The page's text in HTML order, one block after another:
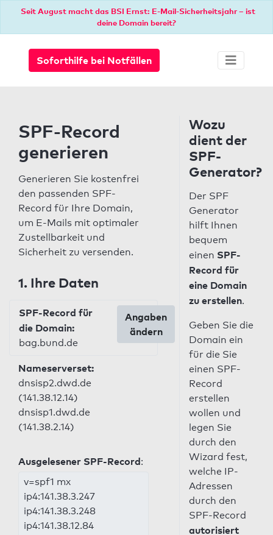
Seit August macht das BSI Ernst: E-Mail-Sicherheitsjahr – ist
deine Domain bereit?
Soforthilfe bei Notfällen
SPF-Record
generieren
Generieren Sie kostenfrei
den passenden SPF-
Record für Ihre Domain,
um E-Mails mit optimaler
Zustellbarkeit und
Sicherheit zu versenden.
1. Ihre Daten
SPF-Record für
die Domain:
bag.bund.de
Angaben
ändern
Nameserverset:
dnsisp2.dwd.de
(141.38.12.14)
dnsisp1.dwd.de
(141.38.2.14)
Ausgelesener SPF-Record:
v=spf1 mx
ip4:141.38.3.247
ip4:141.38.3.248
ip4:141.38.12.84
Wozu
dient der
SPF-
Generator?
Der SPF
Generator
hilft Ihnen
bequem
einen SPF-
Record für
eine Domain
zu erstellen.
Geben Sie die
Domain ein
für die Sie
einen SPF-
Record
erstellen
wollen und
legen Sie
durch den
Wizard fest,
welche IP-
Adressen
durch den
SPF-Record
autorisiert